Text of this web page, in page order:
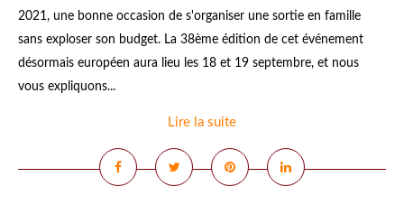
2021, une bonne occasion de s'organiser une sortie en famille
sans exploser son budget. La 38ème édition de cet événement
désormais européen aura lieu les 18 et 19 septembre, et nous
vous expliquons...
Lire la suite